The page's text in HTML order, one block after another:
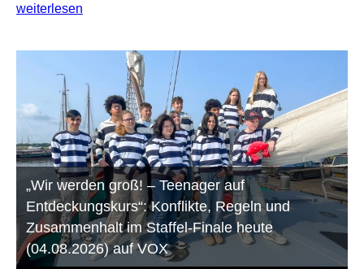
weiterlesen
„Wir werden groß! – Teenager auf
Entdeckungskurs“: Konflikte, Regeln und
Zusammenhalt im Staffel-Finale heute
(04.08.2026) auf VOX